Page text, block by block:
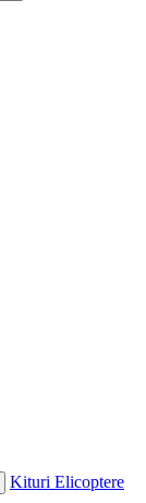
Kituri Elicoptere